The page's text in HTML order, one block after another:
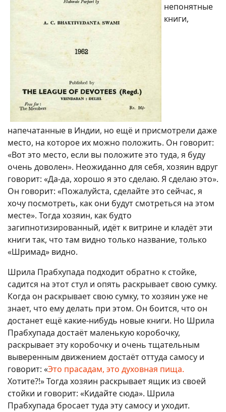
непонятные
книги,
напечатанные в Индии, но ещё и присмотрели даже
место, на которое их можно положить. Он говорит:
«Вот это место, если вы положите это туда, я буду
очень доволен». Неожиданно для себя, хозяин вдруг
говорит: «Да-да, хорошо я это сделаю. Я сделаю это».
Он говорит: «Пожалуйста, сделайте это сейчас, я
хочу посмотреть, как они будут смотреться на этом
месте». Тогда хозяин, как будто
загипнотизированный, идёт к витрине и кладёт эти
книги так, что там видно только название, только
«Шримад» видно.
Шрила Прабхупада подходит обратно к стойке,
садится на этот стул и опять раскрывает свою сумку.
Когда он раскрывает свою сумку, то хозяин уже не
знает, что ему делать при этом. Он боится, что он
достанет ещё какие-нибудь новые книги. Но Шрила
Прабхупада достаёт маленькую коробочку,
раскрывает эту коробочку и очень тщательным
выверенным движением достаёт оттуда самосу и
говорит: «Это прасадам, это духовная пища.
Хотите?!» Тогда хозяин раскрывает ящик из своей
стойки и говорит: «Кидайте сюда». Шрила
Прабхупада бросает туда эту самосу и уходит.